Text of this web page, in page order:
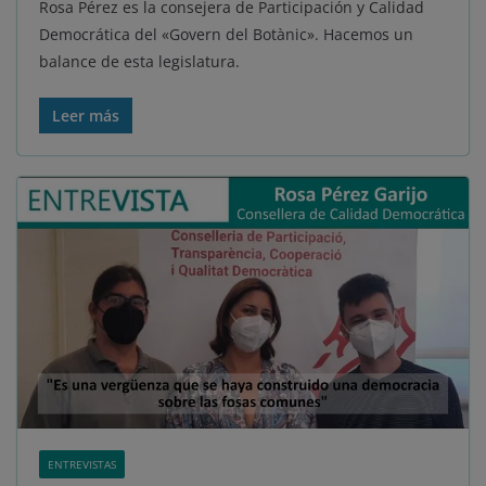
Rosa Pérez es la consejera de Participación y Calidad
Democrática del «Govern del Botànic». Hacemos un
balance de esta legislatura.
Leer más
ENTREVISTAS